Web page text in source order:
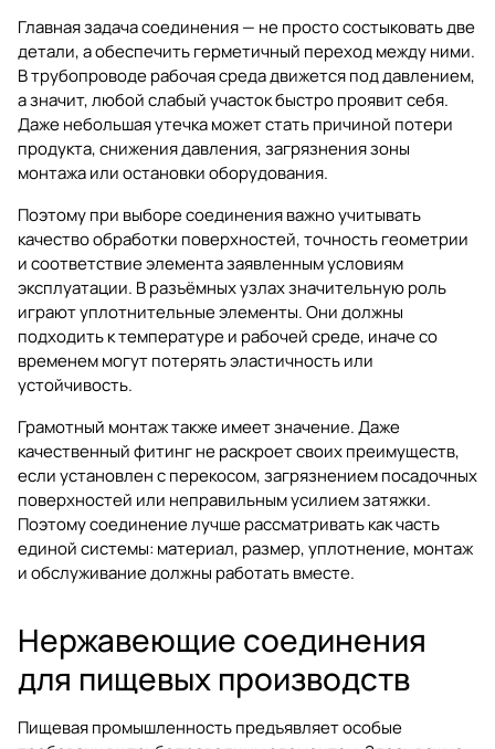
Главная задача соединения — не просто состыковать две
детали, а обеспечить герметичный переход между ними.
В трубопроводе рабочая среда движется под давлением,
а значит, любой слабый участок быстро проявит себя.
Даже небольшая утечка может стать причиной потери
продукта, снижения давления, загрязнения зоны
монтажа или остановки оборудования.
Поэтому при выборе соединения важно учитывать
качество обработки поверхностей, точность геометрии
и соответствие элемента заявленным условиям
эксплуатации. В разъёмных узлах значительную роль
играют уплотнительные элементы. Они должны
подходить к температуре и рабочей среде, иначе со
временем могут потерять эластичность или
устойчивость.
Грамотный монтаж также имеет значение. Даже
качественный фитинг не раскроет своих преимуществ,
если установлен с перекосом, загрязнением посадочных
поверхностей или неправильным усилием затяжки.
Поэтому соединение лучше рассматривать как часть
единой системы: материал, размер, уплотнение, монтаж
и обслуживание должны работать вместе.
Нержавеющие соединения
для пищевых производств
Пищевая промышленность предъявляет особые